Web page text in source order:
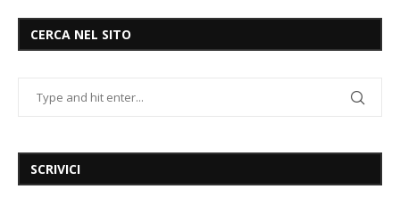
CERCA NEL SITO
SCRIVICI